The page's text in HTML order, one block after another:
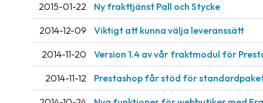
2015-01-22 Ny frakttjänst Pall och Stycke
2014-12-09 Viktigt att kunna välja leveranssätt
2014-11-20 Version 1.4 av vår fraktmodul för
2014-11-12 Prestashop får stöd för